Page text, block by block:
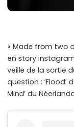
« Made from two
en story
veille de la sortie
question : ‘Flood’
Mind’ du